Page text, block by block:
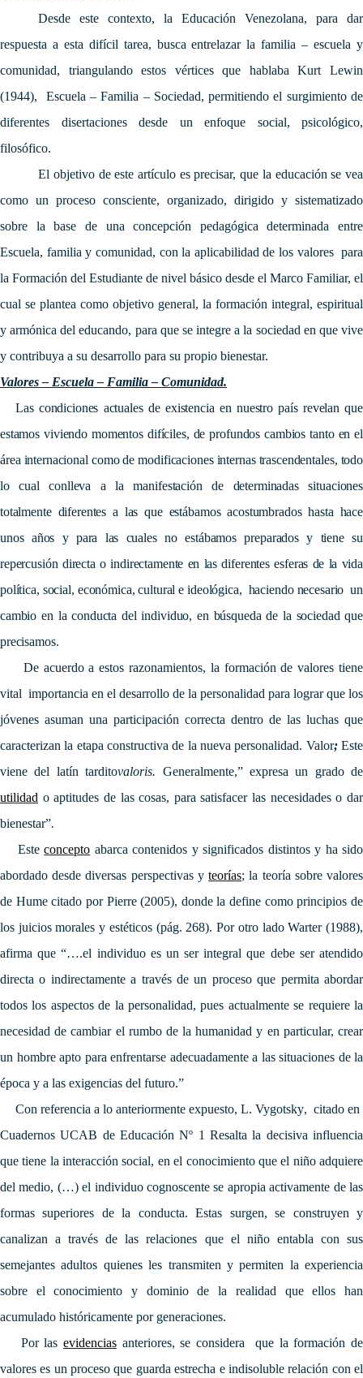
Desde este contexto, la Educación Venezolana, para dar
respuesta a esta difícil tarea, busca entrelazar la familia – escuela y
comunidad, triangulando estos vértices que hablaba Kurt Lewin
(1944), Escuela – Familia – Sociedad, permitiendo el surgimiento de
diferentes disertaciones desde un enfoque social, psicológico,
filosófico.
El objetivo de este artículo es precisar, que la educación se vea
como un proceso consciente, organizado, dirigido y sistematizado
sobre la base de una concepción pedagógica determinada entre
Escuela, familia y comunidad, conla aplicabilidad de los valores para
la Formación del Estudiante de nivel básico desde el Marco Familiar, el
cual se plantea como objetivo general, la formación integral, espiritual
y armónica del educando, para que se integre a la sociedad en que vive
y contribuya a su desarrollo para su propio bienestar.
Valores – Escuela – Familia – Comunidad.
Las condiciones actuales de existencia en nuestro país revelan que
estamos viviendo momentos difíciles, de profundos cambios tanto en el
área internacional como de modificaciones internas trascendentales, todo
lo cual conlleva a la manifestación de determinadas situaciones
totalmente diferentes a las que estábamos acostumbrados hasta hace
unos años y para las cuales no estábamos preparados y tiene su
repercusión directa o indirectamente en las diferentes esferas de la vida
política, social, económica, cultural e ideológica, haciendo necesario un
cambio en la conducta del individuo, en búsqueda de la sociedad que
precisamos.
De acuerdo a estos razonamientos, la formación de valores tiene
vital importancia en el desarrollo de la personalidad para lograr que los
jóvenes asuman una participación correcta dentro de las luchas que
caracterizan la etapa constructiva de la nueva personalidad. Valor;Este
viene del latín tarditovaloris. Generalmente,” expresa un grado de
utilidad o aptitudes de las cosas, para satisfacer las necesidades o dar
bienestar”.
Esteconcepto abarca contenidos y significados distintos y ha sido
abordado desde diversas perspectivas yteorías;la teoría sobre valores
de Hume citado por Pierre (2005), donde la define como principios de
los juicios morales y estéticos (pág. 268). Por otro lado Warter (1988),
afirma que “….el individuo es un ser integral que debe ser atendido
directa o indirectamente a través de un proceso que permita abordar
todos los aspectos de la personalidad, pues actualmente se requiere la
necesidad de cambiar el rumbo de la humanidad y en particular, crear
un hombre apto para enfrentarse adecuadamente a las situaciones de la
época y a las exigencias del futuro.”
Con referencia a lo anteriormente expuesto, L. Vygotsky, citado en
Cuadernos UCAB de Educación Nº 1 Resalta la decisiva influencia
que tiene la interacción social, en el conocimiento que el niño adquiere
del medio, (…) el individuo cognoscente se apropia activamente de las
formas superiores de la conducta. Estas surgen, se construyen y
canalizan a través de las relaciones que el niño entabla con sus
semejantes adultos quienes les transmiten y permiten la experiencia
sobre el conocimiento y dominio de la realidad que ellos han
acumulado históricamente por generaciones.
Por las evidenciasanteriores, se considera que la formación de
valores es un proceso que guarda estrecha e indisoluble relación con el